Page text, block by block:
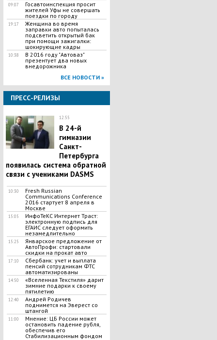
09:07
Госавтоинспекция просит
жителей Уфы не совершать
поездки по городу
19:17
Женщина во время
заправки авто попыталась
подсветить открытый бак
при помощи зажигалки:
шокирующие кадры
10:38
В 2016 году "Автоваз"
презентует два новых
внедорожника
ВСЕ НОВОСТИ »
ПРЕСС-РЕЛИЗЫ
12:55
В 24-й
гимназии
Санкт-
Петербурга
появилась система обратной
связи с учениками DASMS
10:30
Fresh Russian
Communications Conference
2016 стартует 8 апреля в
Москве
15:05
ИнфоТеКС Интернет Траст:
электронную подпись для
ЕГАИС следует оформить
незамедлительно
15:25
Январское предложение от
АвтоПрофи: стартовали
скидки на прокат авто
17:10
Сбербанк: учет и выплата
пенсий сотрудникам ФТС
автоматизированы
14:50
«Вселенная Текстиля» дарит
зимние подарки к своему
пятилетию
12:40
Андрей Родичев
поднимется на Эверест со
штангой
11:00
Мнение: ЦБ России может
остановить падение рубля,
обеспечив его
Стабилизационным фондом